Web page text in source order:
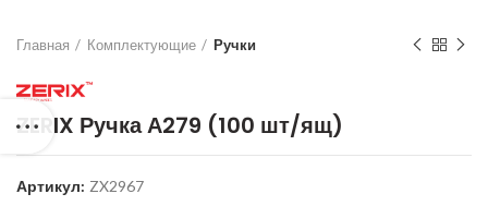
Главная Комплектующие Ручки
ZERIX Ручка А279 (100 шт/ящ)
Артикул: ZX2967